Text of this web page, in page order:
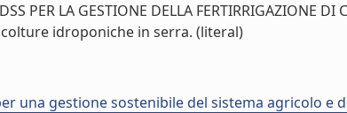
PER LA GESTIONE DELLA
idroponiche in serra. (literal)
una gestione sostenibile del sistema agricolo e